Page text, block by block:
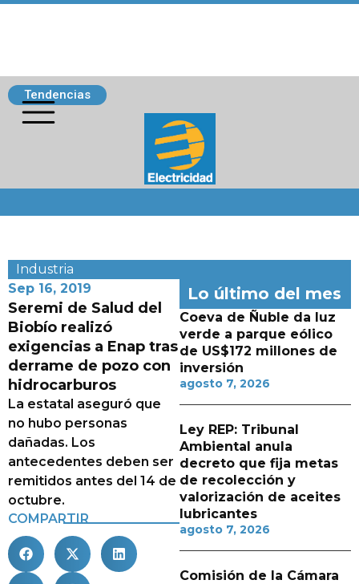
Tendencias
Industria
Sep 16, 2019
Seremi de Salud del
Biobío realizó
exigencias a Enap tras
derrame de pozo con
hidrocarburos
La estatal aseguró que
no hubo personas
dañadas. Los
antecedentes deben ser
remitidos antes del 14 de
octubre.
COMPARTIR
Lo último del mes
Coeva de Ñuble da luz
verde a parque eólico
de US$172 millones de
inversión
agosto 7, 2026
Ley REP: Tribunal
Ambiental anula
decreto que fija metas
de recolección y
valorización de aceites
lubricantes
agosto 7, 2026
Comisión de la Cámara